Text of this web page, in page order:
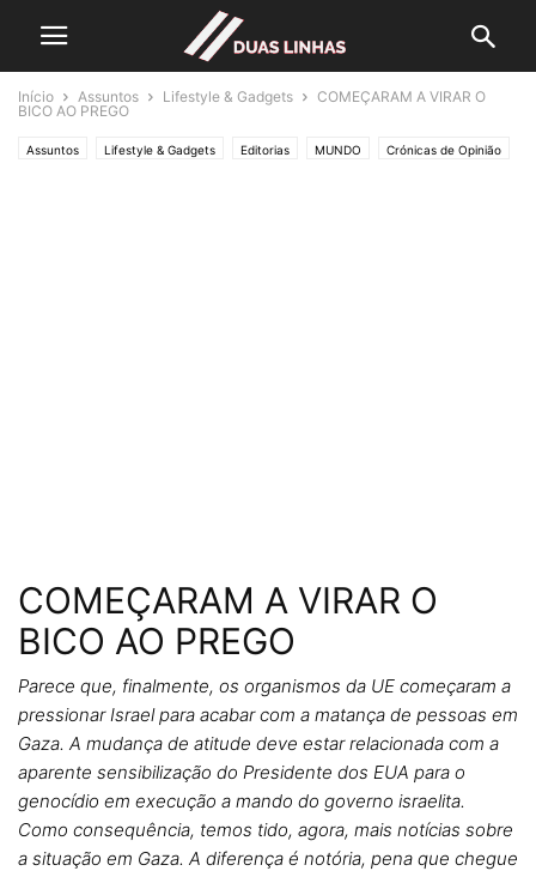
Início Assuntos Lifestyle & Gadgets
COMEÇARAM A VIRAR O
BICO AO PREGO
Assuntos Lifestyle & Gadgets Editorias MUNDO Crónicas de Opinião
COMEÇARAM A VIRAR O
BICO AO PREGO
Parece que, finalmente, os organismos da UE começaram a
pressionar Israel para acabar com a matança de pessoas em
Gaza. A mudança de atitude deve estar relacionada com a
aparente sensibilização do Presidente dos EUA para o
genocídio em execução a mando do governo israelita.
Como consequência, temos tido, agora, mais notícias sobre
a situação em Gaza. A diferença é notória, pena que chegue